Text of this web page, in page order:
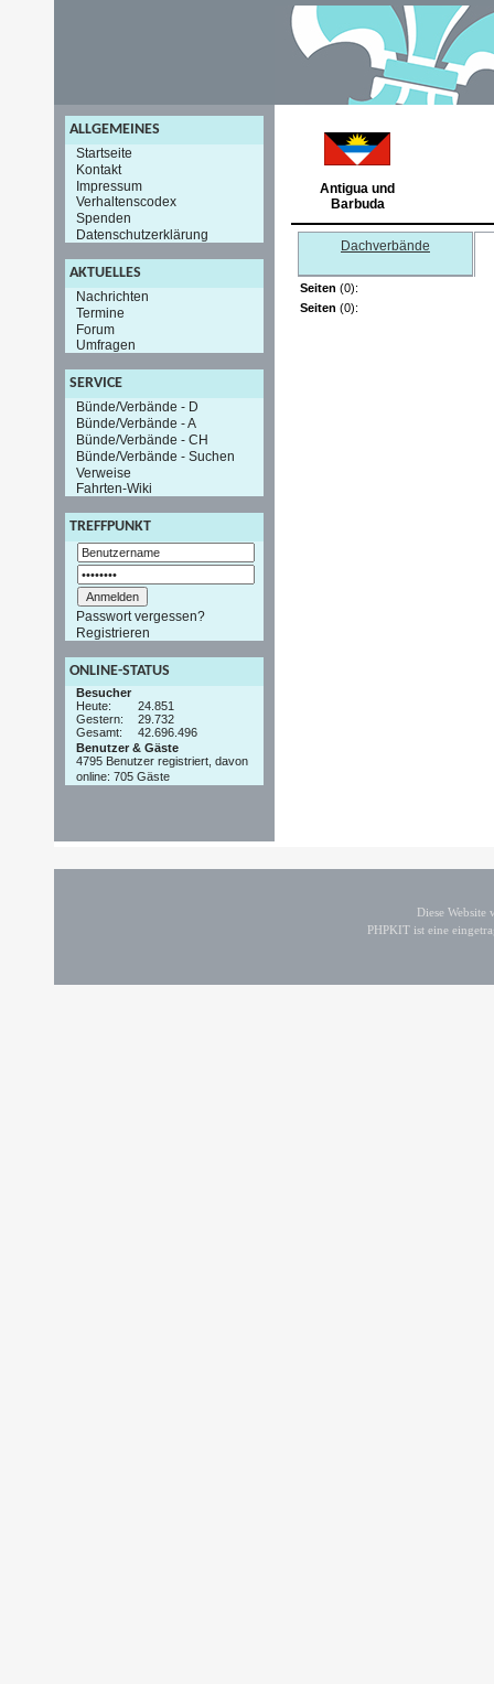
ALLGEMEINES
Startseite
Kontakt
Impressum
Verhaltenscodex
Spenden
Datenschutzerklärung
AKTUELLES
Nachrichten
Termine
Forum
Umfragen
SERVICE
Bünde/Verbände - D
Bünde/Verbände - A
Bünde/Verbände - CH
Bünde/Verbände - Suchen
Verweise
Fahrten-Wiki
TREFFPUNKT
Passwort vergessen?
Registrieren
ONLINE-STATUS
Besucher
Heute:
24.851
Gestern:
29.732
Gesamt:
42.696.496
Benutzer & Gäste
4795 Benutzer registriert, davon
online: 705 Gäste
Antigua und
Barbuda
Dachverbände
Seiten (0):
Seiten (0):
Diese
PHPKIT ist eine